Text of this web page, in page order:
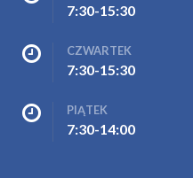
7:30-15:30
CZWARTEK
7:30-15:30
PIĄTEK
7:30-14:00